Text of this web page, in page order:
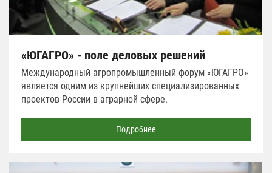
«ЮГАГРО» - поле деловых решений
Международный агропромышленный форум «ЮГАГРО»
является одним из крупнейших специализированных
проектов России в аграрной сфере.
Подробнее